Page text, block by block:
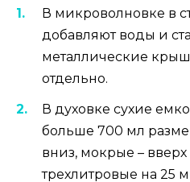
В микроволновке в
добавляют воды и
металлические
отдельно.
В духовке сухие
больше 700 мл
вниз, мокрые – вверх
трехлитровые на 25